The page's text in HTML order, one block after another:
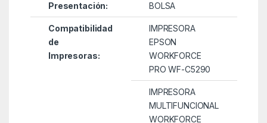
Presentación: BOLSA
Compatibilidad
de
Impresoras:
IMPRESORA
EPSON
WORKFORCE
PRO WF-C5290
IMPRESORA
MULTIFUNCIONAL
WORKFORCE